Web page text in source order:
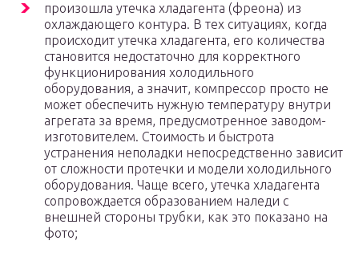
произошла утечка хладагента (фреона) из
охлаждающего контура. В тех ситуациях, когда
происходит утечка хладагента, его количества
становится недостаточно для корректного
функционирования холодильного
оборудования, а значит, компрессор просто не
может обеспечить нужную температуру внутри
агрегата за время, предусмотренное заводом-
изготовителем. Стоимость и быстрота
устранения неполадки непосредственно зависит
от сложности протечки и модели холодильного
оборудования. Чаще всего, утечка хладагента
сопровождается образованием наледи с
внешней стороны трубки, как это показано на
фото;